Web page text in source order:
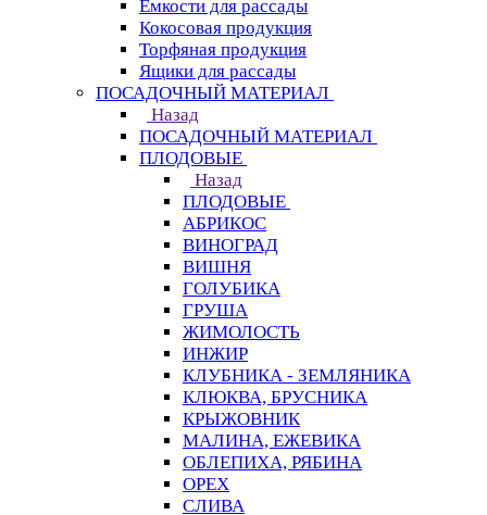
Ёмкости для рассады
Кокосовая продукция
Торфяная продукция
Ящики для рассады
ПОСАДОЧНЫЙ МАТЕРИАЛ
Назад
ПОСАДОЧНЫЙ МАТЕРИАЛ
ПЛОДОВЫЕ
Назад
ПЛОДОВЫЕ
АБРИКОС
ВИНОГРАД
ВИШНЯ
ГОЛУБИКА
ГРУША
ЖИМОЛОСТЬ
ИНЖИР
КЛУБНИКА - ЗЕМЛЯНИКА
КЛЮКВА, БРУСНИКА
КРЫЖОВНИК
МАЛИНА, ЕЖЕВИКА
ОБЛЕПИХА, РЯБИНА
ОРЕХ
СЛИВА